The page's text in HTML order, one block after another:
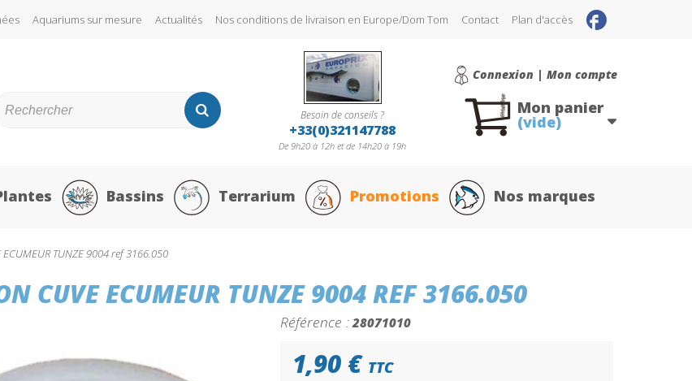
Aquariums sur mesure Actualités Nos conditions de livraison en Europe/Dom Tom Contact Plan d'accès
Connexion | Mon compte
Besoin de conseils ?
+33(0)321147788
De 9h20 à 12h et de 14h20 à 19h
Mon panier
(vide)
Bassins Terrarium Promotions Nos marques
ECUMEUR TUNZE 9004 ref 3166.050
CUVE ECUMEUR TUNZE 9004 REF 3166.050
Référence : 28071010
1,90 € TTC